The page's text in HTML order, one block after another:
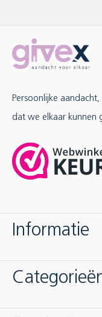
Persoonlijke
dat we elkaar kunnen
Informatie